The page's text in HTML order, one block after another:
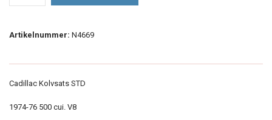
Artikelnummer: N4669
Cadillac Kolvsats STD
1974-76 500 cui. V8